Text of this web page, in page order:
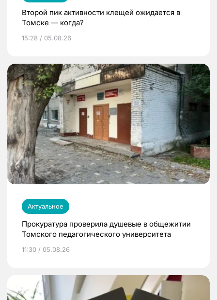
Второй пик активности клещей ожидается в
Томске — когда?
15:28 / 05.08.26
Актуальное
Прокуратура проверила душевые в общежитии
Томского педагогического университета
11:30 / 05.08.26